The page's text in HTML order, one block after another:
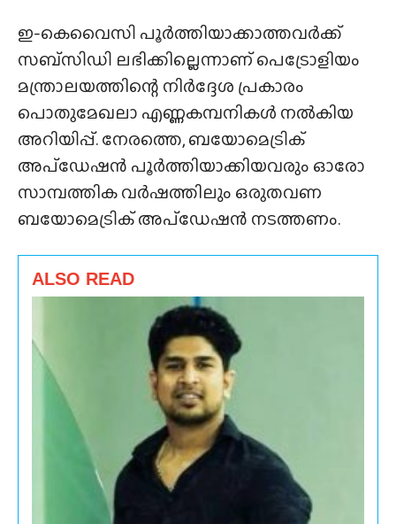
ഇ-കെവൈസി പൂർത്തിയാക്കാത്തവർക്ക്
സബ്‌സിഡി ലഭിക്കില്ലെന്നാണ് പെട്രോളിയം
മന്ത്രാലയത്തിന്റെ നിർദ്ദേശ പ്രകാരം
പൊതുമേഖലാ എണ്ണകമ്പനികൾ നൽകിയ
അറിയിപ്പ്. നേരത്തെ, ബയോമെട്രിക്
അപ്‌ഡേഷൻ പൂർത്തിയാക്കിയവരും ഓരോ
സാമ്പത്തിക വർഷത്തിലും ഒരുതവണ
ബയോമെട്രിക് അപ്‌ഡേഷൻ നടത്തണം.
ALSO READ